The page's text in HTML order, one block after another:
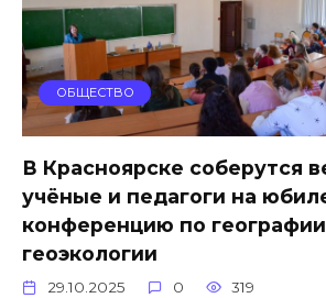
ОБЩЕСТВО
В Красноярске соберутся
учёные и педагоги на
конференцию по
геоэкологии
29.10.2025 0 319